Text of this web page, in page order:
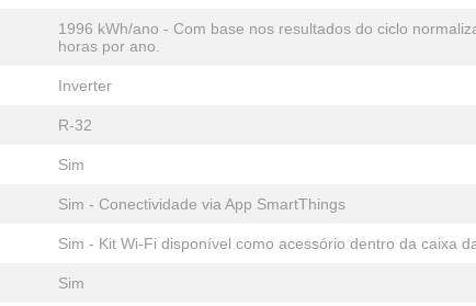
1996 kWh/ano - Com base nos resultados do ciclo
horas por ano.
Inverter
R-32
Sim
Sim - Conectividade via App SmartThings
Sim - Kit Wi-Fi disponível como acessório dentro da caixa
Sim